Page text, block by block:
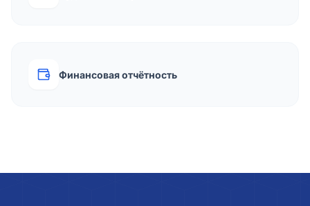
Финансовая отчётность